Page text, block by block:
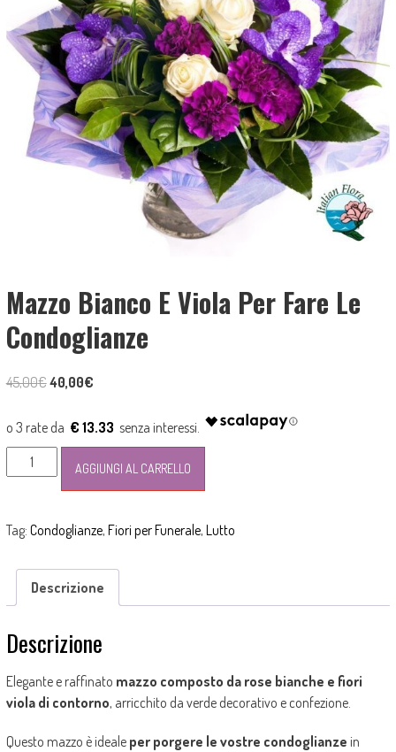
Mazzo Bianco E Viola Per Fare Le
Condoglianze
45,00€Il
originale
era:
45,00€.
40,00€Il
attuale
è:
40,00€.
€ 13.33
Mazzo
bianco
per
condoglianze
AGGIUNGI AL CARRELLO
Tag: Condoglianze, Fiori per Funerale, Lutto
Descrizione
Descrizione
Elegante e raffinato mazzo composto da rose bianche e fiori
viola di contorno, arricchito da verde decorativo e confezione.
Questo mazzo è ideale per porgere le vostre condoglianze in